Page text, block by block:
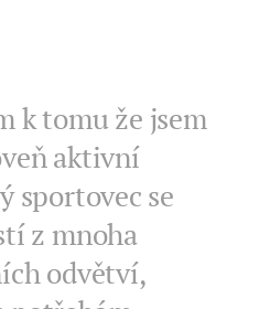
k tomu že jsem
aktivní
sportovec se
z mnoha
odvětví,